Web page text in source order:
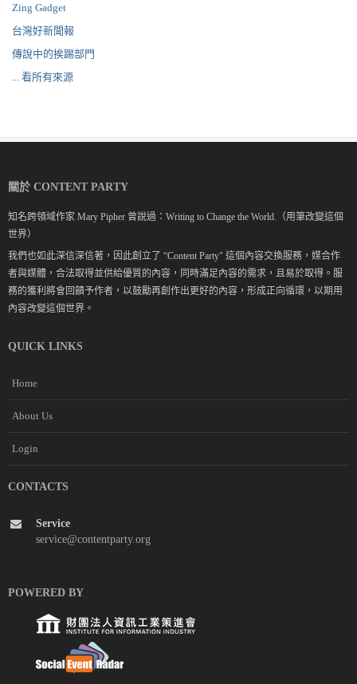
Zing Gadget
台灣好新聞報
傳說中的挨踢部門
... 看所有來源
關於 CONTENT PARTY
知名跨領域作家 Mary Pipher 曾說過：Writing to Change the World.（用筆改變這個
世界）
我們也如此深信深信著，因此創立了 “Content Party" 這個內容交換服務，媒合作
者與媒體，合法取得並供給優質的內容，同時滿足內容的需求，且易於取得。服
務的獲利將會回饋予作者，以鼓勵再創作出更好的內容，形成正向循環，以期用
內容改變這個世界。
QUICK LINKS
Home
About Us
Login
CONTACTS
Service
service@contentparty.org
POWERED BY